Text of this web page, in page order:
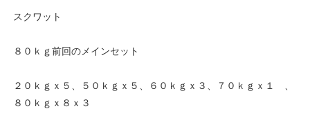
スクワット
８０ｋｇ前回のメインセット
２０ｋｇｘ５、５０ｋｇｘ５、６０ｋｇｘ３、７０ｋｇｘ１ 、
８０ｋｇｘ８ｘ３